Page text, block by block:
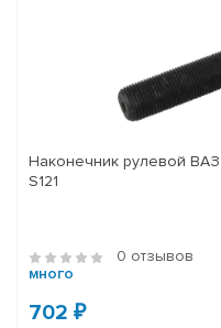
Наконечник рулевой ВАЗ
S121
0 отзывов
много
702 ₽